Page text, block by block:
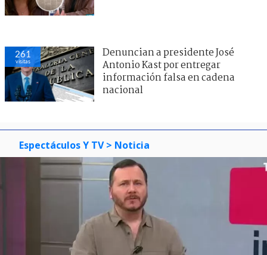
261
visitas
Denuncian a presidente José
Antonio Kast por entregar
información falsa en cadena
nacional
Espectáculos Y TV > Noticia